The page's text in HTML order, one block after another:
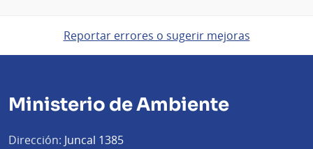
Reportar errores o sugerir mejoras
Ministerio de Ambiente
Dirección: Juncal 1385